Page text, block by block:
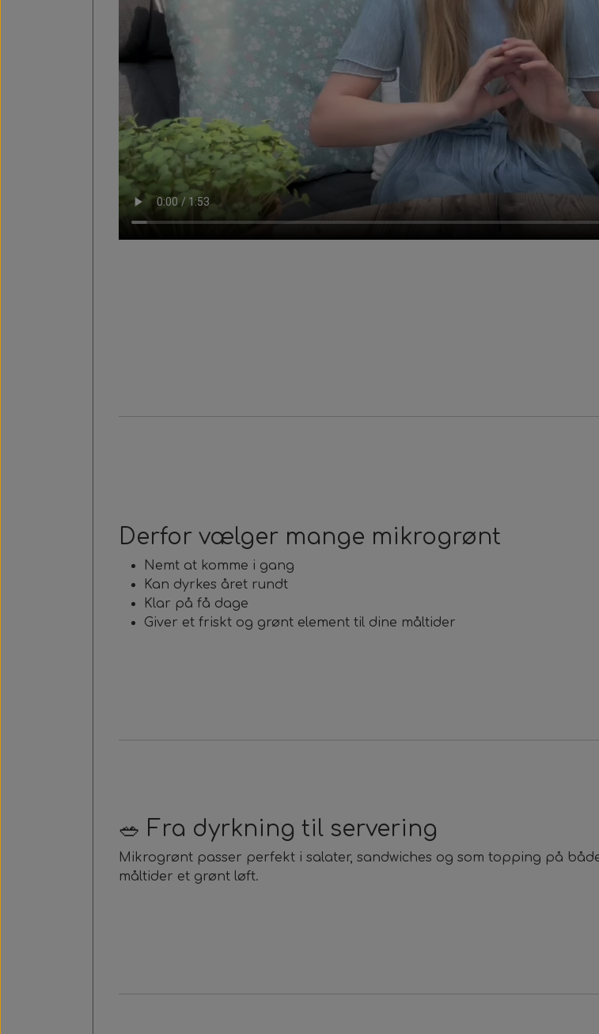
Derfor vælger mange mikrogrønt
Nemt at komme i gang
Kan dyrkes året rundt
Klar på få dage
Giver et friskt og grønt element til dine måltider
🥗 Fra dyrkning til servering
Mikrogrønt passer perfekt i salater, sandwiches og som topping på
måltider et grønt løft.